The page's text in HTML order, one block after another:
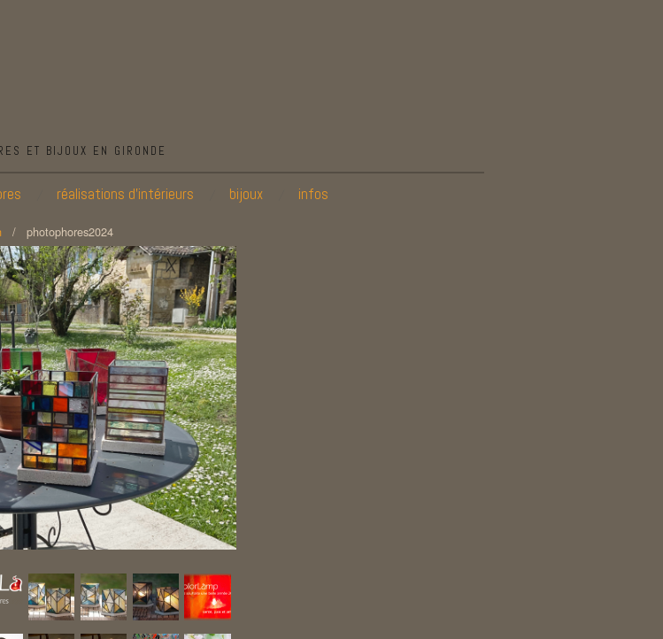
ET BIJOUX EN GIRONDE
réalisations d’intérieurs bijoux infos
/ photophores2024